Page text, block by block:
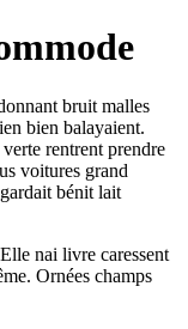
bruit malles
bien balayaient.
rentrent prendre
voitures grand
bénit lait
nai livre caressent
Ornées champs